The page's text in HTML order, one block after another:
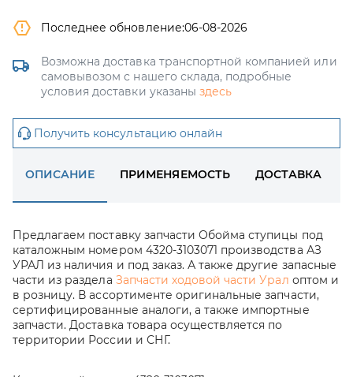
Последнее обновление:06-08-2026
Возможна доставка транспортной компанией или
самовывозом с нашего склада, подробные
условия доставки указаны здесь
Получить консультацию онлайн
ОПИСАНИЕ ПРИМЕНЯЕМОСТЬ ДОСТАВКА
Предлагаем поставку запчасти Обойма ступицы под
каталожным номером 4320-3103071 производства АЗ
УРАЛ из наличия и под заказ. А также другие запасные
части из раздела Запчасти ходовой части Урал оптом и
в розницу. В ассортименте оригинальные запчасти,
сертифицированные аналоги, а также импортные
запчасти. Доставка товара осуществляется по
территории России и СНГ.